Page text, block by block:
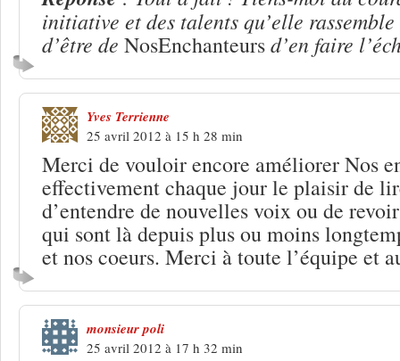
initiative et des talents qu’elle
d’être de NosEnchanteursd’en faire
Yves Terrienne
25 avril 2012 à 15 h 28 min
Merci de vouloir encore améliorer Nos
effectivement chaque jour le plaisir de
d’entendre de nouvelles voix ou de
qui sont là depuis plus ou moins
et nos coeurs. Merci à toute l’équipe et
monsieur poli
25 avril 2012 à 17 h 32 min